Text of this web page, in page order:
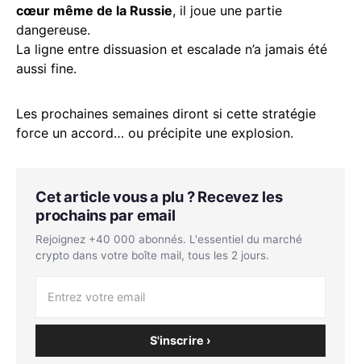
cœur même de la Russie, il joue une partie
dangereuse.
La ligne entre dissuasion et escalade n’a jamais été
aussi fine.
Les prochaines semaines diront si cette stratégie
force un accord… ou précipite une explosion.
Cet article vous a plu ? Recevez les
prochains par email
Rejoignez +40 000 abonnés. L'essentiel du marché
crypto dans votre boîte mail, tous les 2 jours.
S'inscrire ›